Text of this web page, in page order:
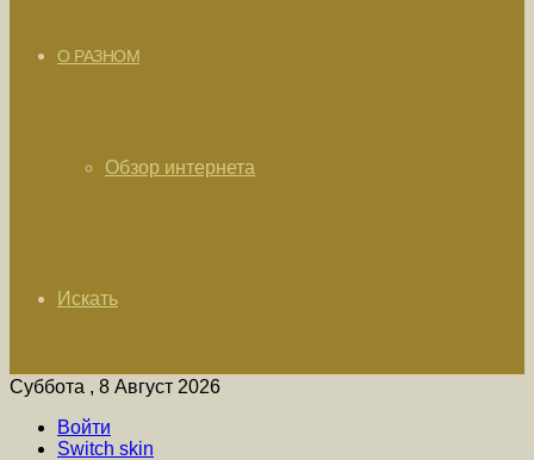
О РАЗНОМ
Обзор интернета
Искать
Суббота , 8 Август 2026
Войти
Switch skin